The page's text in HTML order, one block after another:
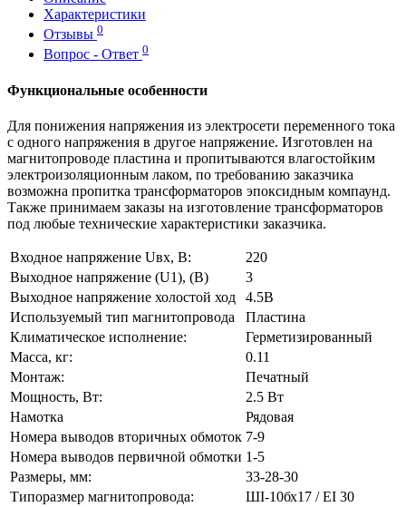
Характеристики
Отзывы 0
Вопрос - Ответ 0
Функциональные особенности
Для понижения напряжения из электросети переменного тока
с одного напряжения в другое напряжение. Изготовлен на
магнитопроводе пластина и пропитываются влагостойким
электроизоляционным лаком, по требованию заказчика
возможна пропитка трансформаторов эпоксидным компаунд.
Также принимаем заказы на изготовление трансформаторов
под любые технические характеристики заказчика.
Входное напряжение Uвх, В:
220
Выходное напряжение (U1), (В)
3
Выходное напряжение холостой ход
4.5В
Используемый тип магнитопровода
Пластина
Климатическое исполнение:
Герметизированный
Масса, кг:
0.11
Монтаж:
Печатный
Мощность, Вт:
2.5 Вт
Намотка
Рядовая
Номера выводов вторичных обмоток 7-9
Номера выводов первичной обмотки 1-5
Размеры, мм:
33-28-30
Типоразмер магнитопровода:
ШI-10бх17 / EI 30